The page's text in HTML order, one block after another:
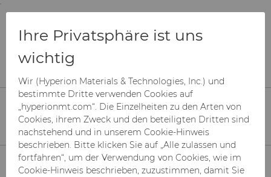
;
and information are based on this region.
Produkte
Mesh-Diamant
MBS™ Superabrasive Schleifmittel aus Diamant
MBS™ Diamant
Schleifmittel
Ihre Privatsphäre ist uns
wichtig
Wir (Hyperion Materials & Technologies, Inc.) und
bestimmte Dritte verwenden Cookies auf
„hyperionmt.com“. Die Einzelheiten zu den Arten von
Cookies, ihrem Zweck und den beteiligten Dritten sind
nachstehend und in unserem Cookie-Hinweis
beschrieben. Bitte klicken Sie auf „Alle zulassen und
fortfahren“, um der Verwendung von Cookies, wie im
Cookie-Hinweis beschrieben, zuzustimmen, damit Sie